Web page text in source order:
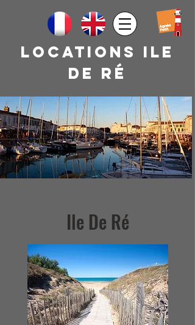
Locations ile
de rÉ
Ile De Ré